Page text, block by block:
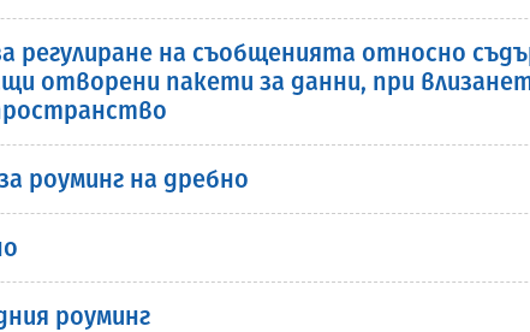
регулиране на съобщенията относно
отворени пакети за данни, при
роуминг на дребно
роуминг